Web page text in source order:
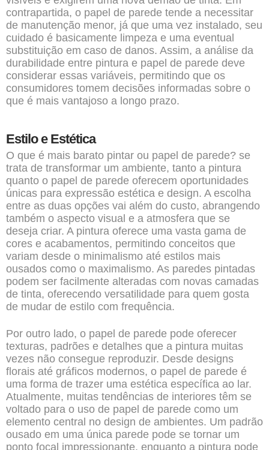
contrapartida, o papel de parede tende a necessitar
de manutenção menor, já que uma vez instalado, seu
cuidado é basicamente limpeza e uma eventual
substituição em caso de danos. Assim, a análise da
durabilidade entre pintura e papel de parede deve
considerar essas variáveis, permitindo que os
consumidores tomem decisões informadas sobre o
que é mais vantajoso a longo prazo.
Estilo e Estética
O que é mais barato pintar ou papel de parede? se
trata de transformar um ambiente, tanto a pintura
quanto o papel de parede oferecem oportunidades
únicas para expressão estética e design. A escolha
entre as duas opções vai além do custo, abrangendo
também o aspecto visual e a atmosfera que se
deseja criar. A pintura oferece uma vasta gama de
cores e acabamentos, permitindo conceitos que
variam desde o minimalismo até estilos mais
ousados como o maximalismo. As paredes pintadas
podem ser facilmente alteradas com novas camadas
de tinta, oferecendo versatilidade para quem gosta
de mudar de estilo com frequência.
Por outro lado, o papel de parede pode oferecer
texturas, padrões e detalhes que a pintura muitas
vezes não consegue reproduzir. Desde designs
florais até gráficos modernos, o papel de parede é
uma forma de trazer uma estética específica ao lar.
Atualmente, muitas tendências de interiores têm se
voltado para o uso de papel de parede como um
elemento central no design de ambientes. Um padrão
ousado em uma única parede pode se tornar um
ponto focal impressionante, enquanto a pintura pode